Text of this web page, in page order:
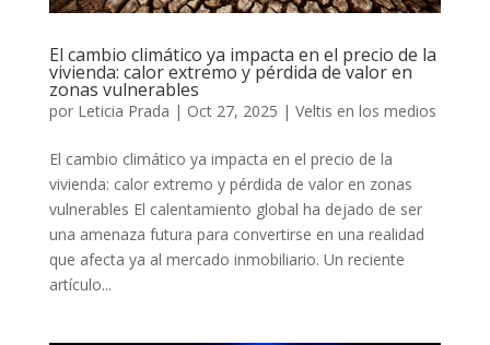
El cambio climático ya impacta en el precio de la
vivienda: calor extremo y pérdida de valor en
zonas vulnerables
por Leticia Prada | Oct 27, 2025 | Veltis en los medios
El cambio climático ya impacta en el precio de la
vivienda: calor extremo y pérdida de valor en zonas
vulnerables El calentamiento global ha dejado de ser
una amenaza futura para convertirse en una realidad
que afecta ya al mercado inmobiliario. Un reciente
artículo...